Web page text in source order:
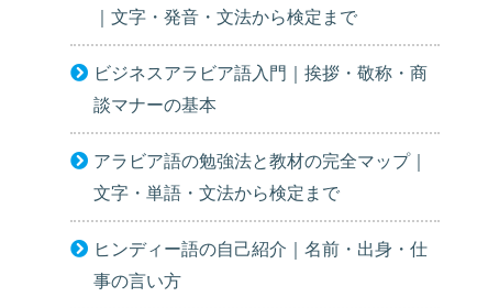
｜文字・発音・文法から検定まで
ビジネスアラビア語入門｜挨拶・敬称・商
談マナーの基本
アラビア語の勉強法と教材の完全マップ｜
文字・単語・文法から検定まで
ヒンディー語の自己紹介｜名前・出身・仕
事の言い方